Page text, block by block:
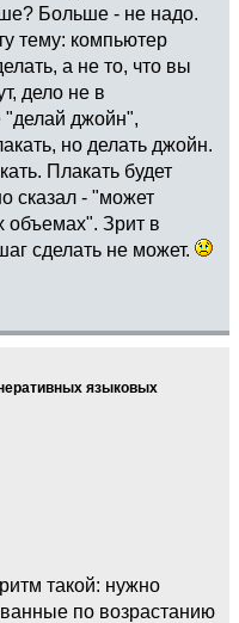
Больше - не надо.
тему: компьютер
а не то, что вы
дело не в
джойн",
но делать джойн.
Плакать будет
сказал - "может
объемах". Зрит в
сделать не может.
языковых
такой: нужно
по возрастанию